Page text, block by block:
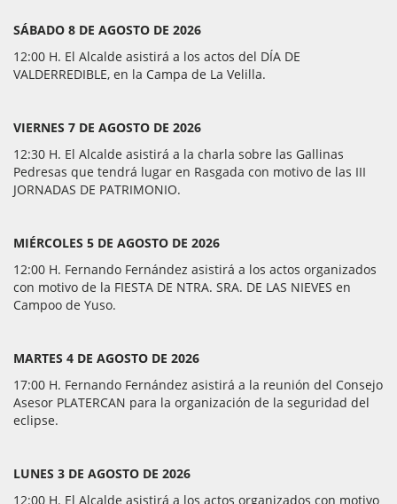
SÁBADO 8 DE AGOSTO DE 2026
12:00 H. El Alcalde asistirá a los actos del DÍA DE
VALDERREDIBLE, en la Campa de La Velilla.
VIERNES 7 DE AGOSTO DE 2026
12:30 H. El Alcalde asistirá a la charla sobre las Gallinas
Pedresas que tendrá lugar en Rasgada con motivo de las III
JORNADAS DE PATRIMONIO.
MIÉRCOLES 5 DE AGOSTO DE 2026
12:00 H. Fernando Fernández asistirá a los actos organizados
con motivo de la FIESTA DE NTRA. SRA. DE LAS NIEVES en
Campoo de Yuso.
MARTES 4 DE AGOSTO DE 2026
17:00 H. Fernando Fernández asistirá a la reunión del Consejo
Asesor PLATERCAN para la organización de la seguridad del
eclipse.
LUNES 3 DE AGOSTO DE 2026
12:00 H. El Alcalde asistirá a los actos organizados con motivo